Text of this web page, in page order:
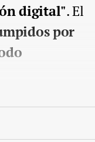
digital". El
por